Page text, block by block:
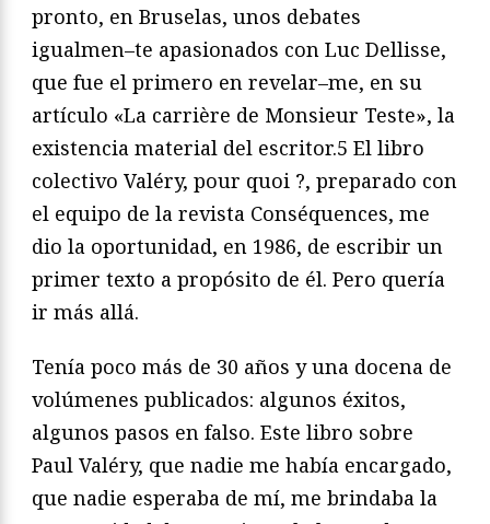
pronto, en Bruselas, unos debates
igualmen–te apasionados con Luc Dellisse,
que fue el primero en revelar–me, en su
artículo «La carrière de Monsieur Teste», la
existencia material del escritor.5 El libro
colectivo Valéry, pour quoi ?, preparado con
el equipo de la revista Conséquences, me
dio la oportunidad, en 1986, de escribir un
primer texto a propósito de él. Pero quería
ir más allá.
Tenía poco más de 30 años y una docena de
volúmenes publicados: algunos éxitos,
algunos pasos en falso. Este libro sobre
Paul Valéry, que nadie me había encargado,
que nadie esperaba de mí, me brindaba la